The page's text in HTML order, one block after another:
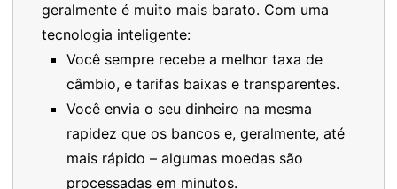
geralmente é muito mais barato. Com uma
tecnologia inteligente:
Você sempre recebe a melhor taxa de
câmbio, e tarifas baixas e transparentes.
Você envia o seu dinheiro na mesma
rapidez que os bancos e, geralmente, até
mais rápido – algumas moedas são
processadas em minutos.